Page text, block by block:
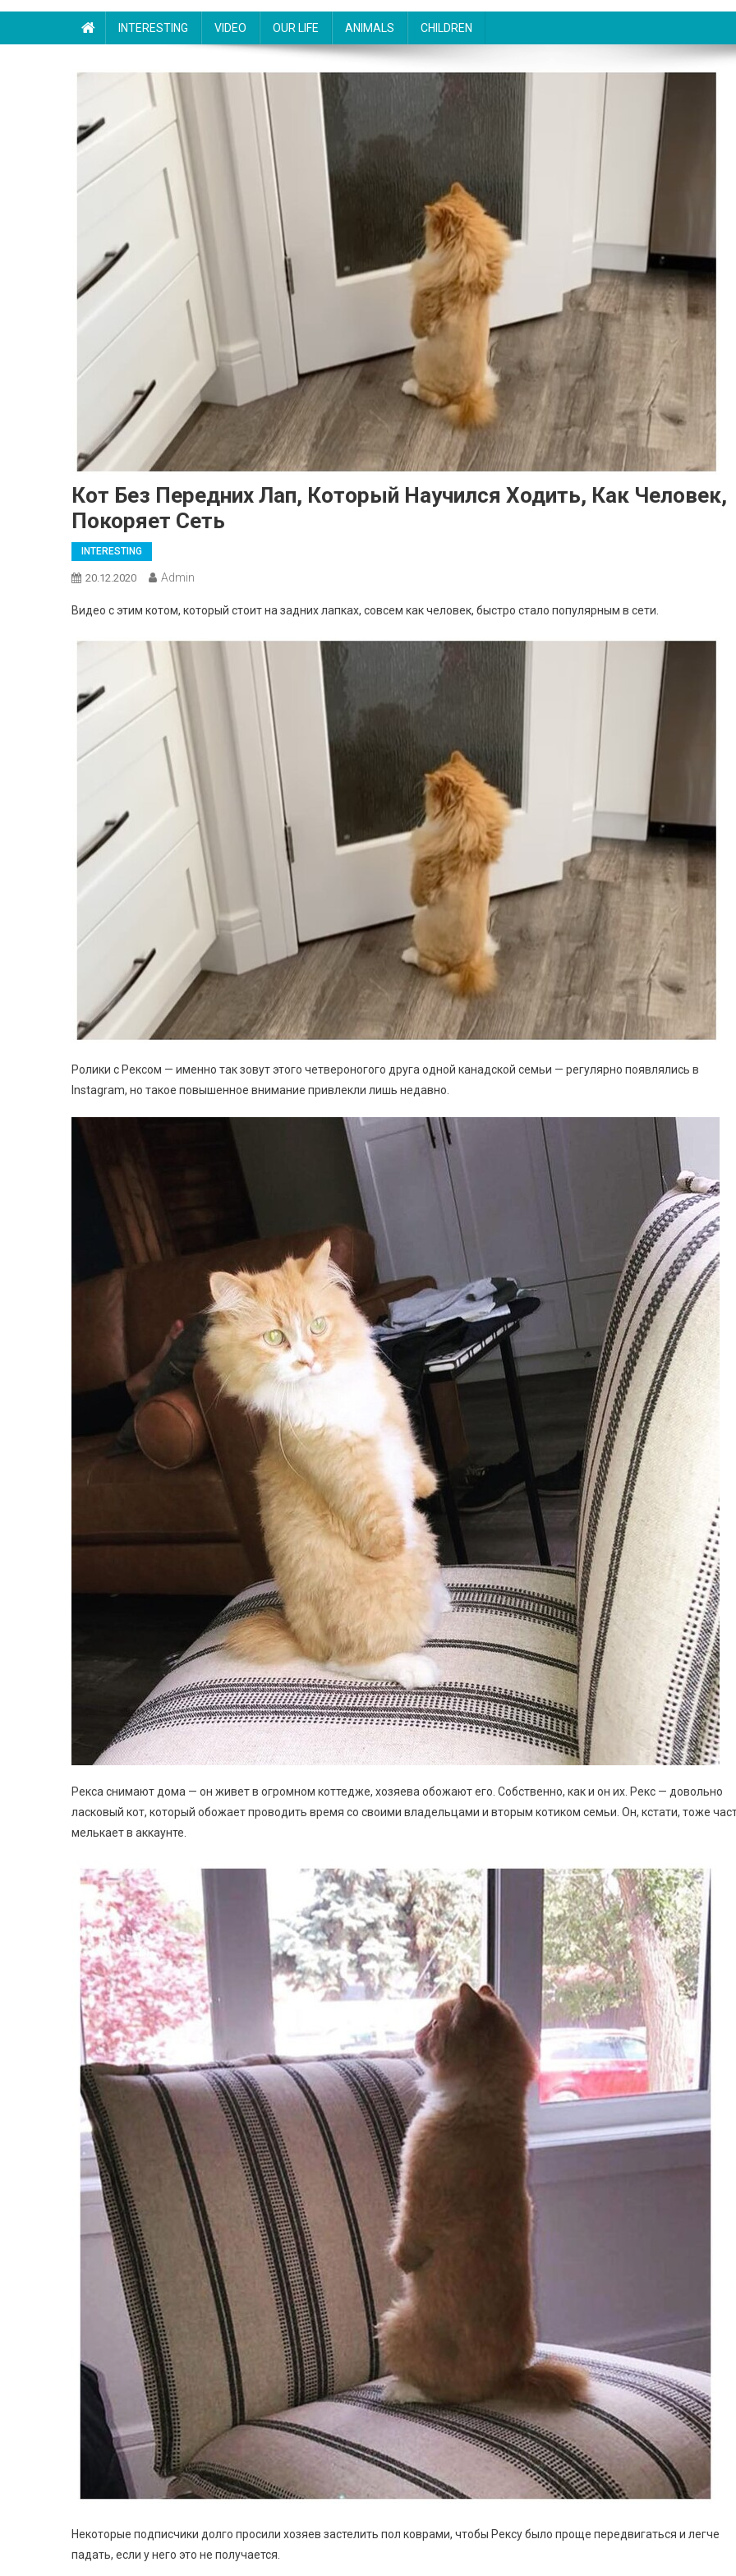
INTERESTING VIDEO OUR LIFE ANIMALS CHILDREN
Кот Без Передних Лап, Который Научился Ходить, Как Человек,
Покоряет Сеть
INTERESTING
20.12.2020 Admin
Видео с этим котом, который стоит на задних лапках, совсем как человек, быстро стало популярным в сети.
Ролики с Рексом — именно так зовут этого четвероногого друга одной канадской семьи — регулярно появлялись в
Instagram, но такое повышенное внимание привлекли лишь недавно.
Рекса снимают дома — он живет в огромном коттедже, хозяева обожают его. Собственно, как и он их. Рекс — довольно
ласковый кот, который обожает проводить время со своими владельцами и вторым котиком семьи. Он, кстати, тоже
мелькает в аккаунте.
Некоторые подписчики долго просили хозяев застелить пол коврами, чтобы Рексу было проще передвигаться и легче
падать, если у него это не получается.